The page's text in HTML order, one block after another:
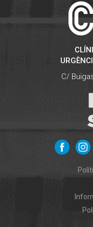
C/